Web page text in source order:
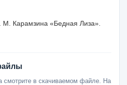
М. Карамзина «Бедная Лиза».
смотрите в скачиваемом файле. На